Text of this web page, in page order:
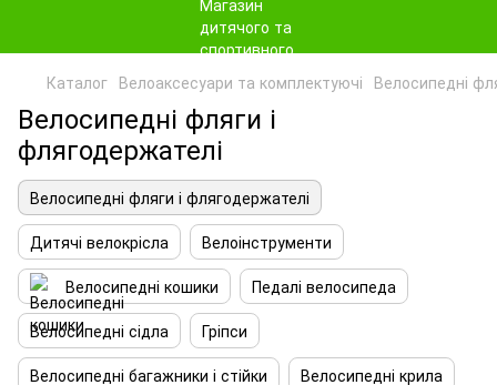
Каталог Велоаксесуари та комплектуючі Велосипедні
Велосипедні фляги і
флягодержателі
Велосипедні фляги і флягодержателі
Дитячі велокрісла
Велоінструменти
Велосипедні кошики
Педалі велосипеда
Велосипедні сідла
Гріпси
Велосипедні багажники і стійки
Велосипедні крила